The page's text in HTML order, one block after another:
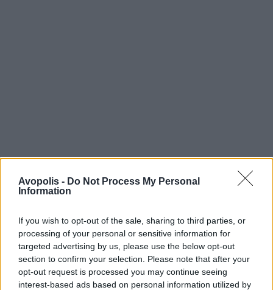
Avopolis - Do Not Process My Personal
Information
If you wish to opt-out of the sale, sharing to third parties, or
processing of your personal or sensitive information for
targeted advertising by us, please use the below opt-out
section to confirm your selection. Please note that after your
opt-out request is processed you may continue seeing
interest-based ads based on personal information utilized by